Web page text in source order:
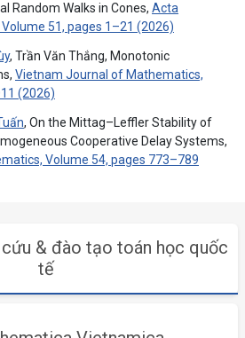
Random Walks in Cones, Acta
51, pages 1–21 (2026)
, Trần Văn Thắng, Monotonic
Vietnam Journal of Mathematics,
(2026)
, On the Mittag–Leffler Stability of
Cooperative Delay Systems,
Volume 54, pages 773–789
& đào tạo toán học quốc
tế